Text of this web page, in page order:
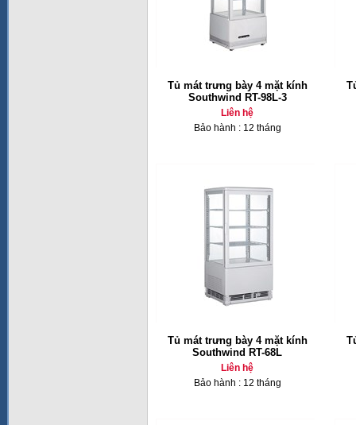
Tủ mát trưng bày 4 mặt kính
Southwind RT-98L-3
Liên hệ
Bảo hành : 12 tháng
Tủ mát trưng bày 4 mặt kính
Southwind RT-68L
Liên hệ
Bảo hành : 12 tháng